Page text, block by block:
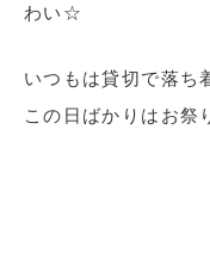
わい☆
いつもは貸切で落ち
この日ばかりはお祭